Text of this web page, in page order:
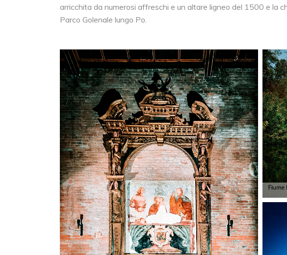
arricchita da numerosi affreschi e un altare ligneo del 1500 e la
Parco Golenale lungo Po.